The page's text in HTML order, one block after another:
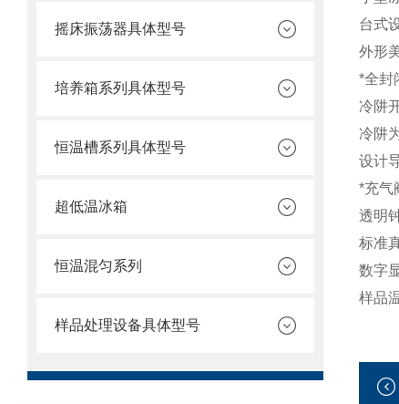
摇床振荡器具体型号
培养箱系列具体型号
恒温槽系列具体型号
超低温冰箱
恒温混匀系列
样品处理设备具体型号
台式
外形
*全封
冷阱
冷阱
设计
*充气
透明
标准
数字
样品